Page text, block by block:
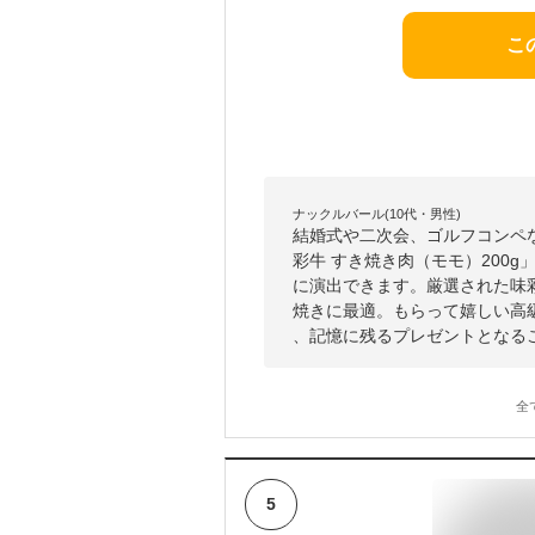
こ
ナックルバール(10代・男性)
結婚式や二次会、ゴルフコン
彩牛 すき焼き肉（モモ）200g
に演出できます。厳選された
焼きに最適。もらって嬉しい
、記憶に残るプレゼントとな
全
5